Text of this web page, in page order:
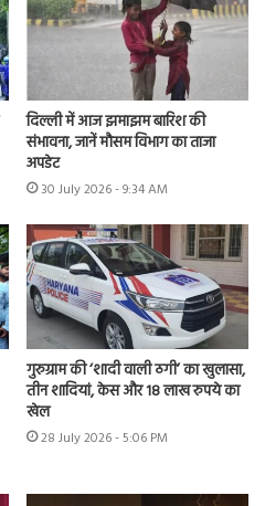
दिल्ली में आज झमाझम बारिश की
संभावना, जानें मौसम विभाग का ताजा
अपडेट
30 July 2026 - 9:34 AM
गुरुग्राम की ‘शादी वाली ठगी’ का खुलासा,
तीन शादियां, केस और 18 लाख रुपये का
खेल
28 July 2026 - 5:06 PM